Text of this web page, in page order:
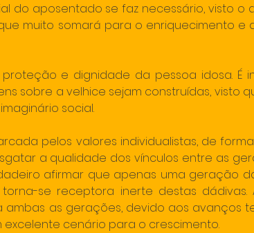
do aposentado se faz necessário, visto o
muito somará para o enriquecimento e
e dignidade da pessoa idosa. É
sobre a velhice sejam construídas, visto
social.
pelos valores individualistas, de
a qualidade dos vínculos entre as
afirmar que apenas uma geração
se receptora inerte destas
as gerações, devido aos avanços
cenário para o crescimento.